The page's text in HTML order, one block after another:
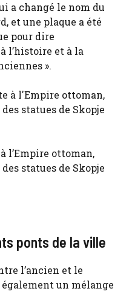
a changé le nom du
et une plaque a été
pour dire
l’histoire et à la
».
l’Empire ottoman,
statues de Skopje
ponts de la ville
l’ancien et le
un mélange